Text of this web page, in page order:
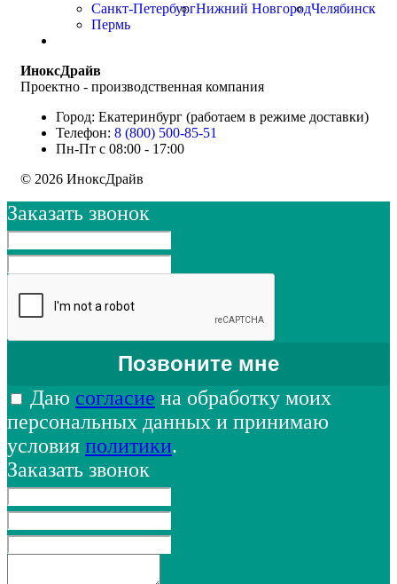
Санкт-ПетербургНижний НовгородЧелябинск
Пермь
ИноксДрайв
Проектно - производственная компания
Город: Екатеринбург (работаем в режиме доставки)
Телефон: 8 (800) 500-85-51
Пн-Пт с 08:00 - 17:00
© 2026 ИноксДрайв
Заказать звонок
Даю согласие на обработку моих
персональных данных и принимаю
условия политики.
Заказать звонок